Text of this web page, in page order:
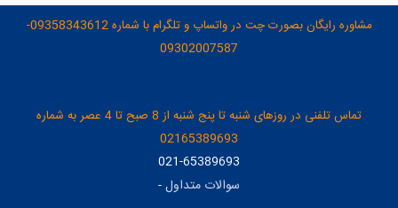
مشاوره رایگان بصورت چت در واتساپ و تلگرام با شماره 09358343612-
09302007587
تماس تلفنی در روزهای شنبه تا پنج شنبه از 8 صبح تا 4 عصر به شماره
02165389693
021-65389693
سوالات متداول-